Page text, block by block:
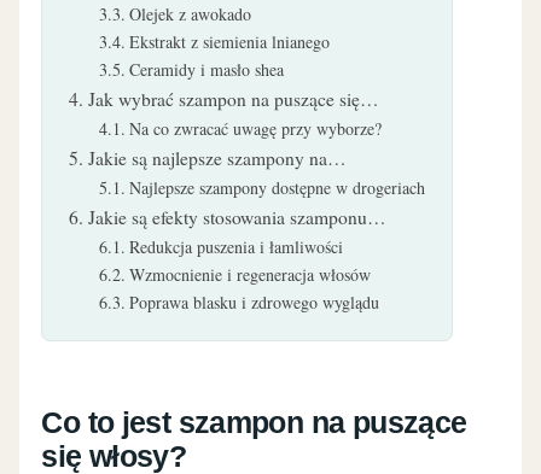
Olejek z awokado
Ekstrakt z siemienia lnianego
Ceramidy i masło shea
Jak wybrać szampon na puszące się…
Na co zwracać uwagę przy wyborze?
Jakie są najlepsze szampony na…
Najlepsze szampony dostępne w drogeriach
Jakie są efekty stosowania szamponu…
Redukcja puszenia i łamliwości
Wzmocnienie i regeneracja włosów
Poprawa blasku i zdrowego wyglądu
Co to jest szampon na puszące
się włosy?